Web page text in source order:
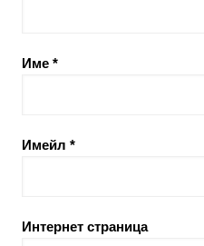
Име *
Имейл *
Интернет страница